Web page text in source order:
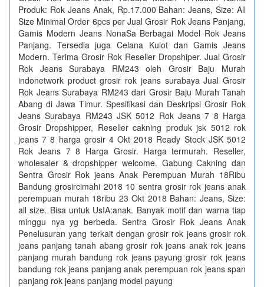
Produk: Rok Jeans Anak, Rp.17.000 Bahan: Jeans, Size: All
Size Minimal Order 6pcs per Jual Grosir Rok Jeans Panjang,
Gamis Modern Jeans NonaSa Berbagai Model Rok Jeans
Panjang. Tersedia juga Celana Kulot dan Gamis Jeans
Modern. Terima Grosir Rok Reseller Dropshiper. Jual Grosir
Rok Jeans Surabaya RM243 oleh Grosir Baju Murah
indonetwork product grosir rok jeans surabaya Jual Grosir
Rok Jeans Surabaya RM243 dari Grosir Baju Murah Tanah
Abang di Jawa Timur. Spesifikasi dan Deskripsi Grosir Rok
Jeans Surabaya RM243 JSK 5012 Rok Jeans 7 8 Harga
Grosir Dropshipper, Reseller cakning produk jsk 5012 rok
jeans 7 8 harga grosir 4 Okt 2018 Ready Stock JSK 5012
Rok Jeans 7 8 Harga Grosir. Harga termurah. Reseller,
wholesaler & dropshipper welcome. Gabung Cakning dan
Sentra Grosir Rok jeans Anak Perempuan Murah 18Ribu
Bandung grosircimahi 2018 10 sentra grosir rok jeans anak
perempuan murah 18ribu 23 Okt 2018 Bahan: Jeans, Size:
all size. Bisa untuk UsIA:anak. Banyak motif dan warna tiap
minggu nya yg berbeda. Sentra Grosir Rok Jeans Anak
Penelusuran yang terkait dengan grosir rok jeans grosir rok
jeans panjang tanah abang grosir rok jeans anak rok jeans
panjang murah bandung rok jeans payung grosir rok jeans
bandung rok jeans panjang anak perempuan rok jeans span
panjang rok jeans panjang model payung